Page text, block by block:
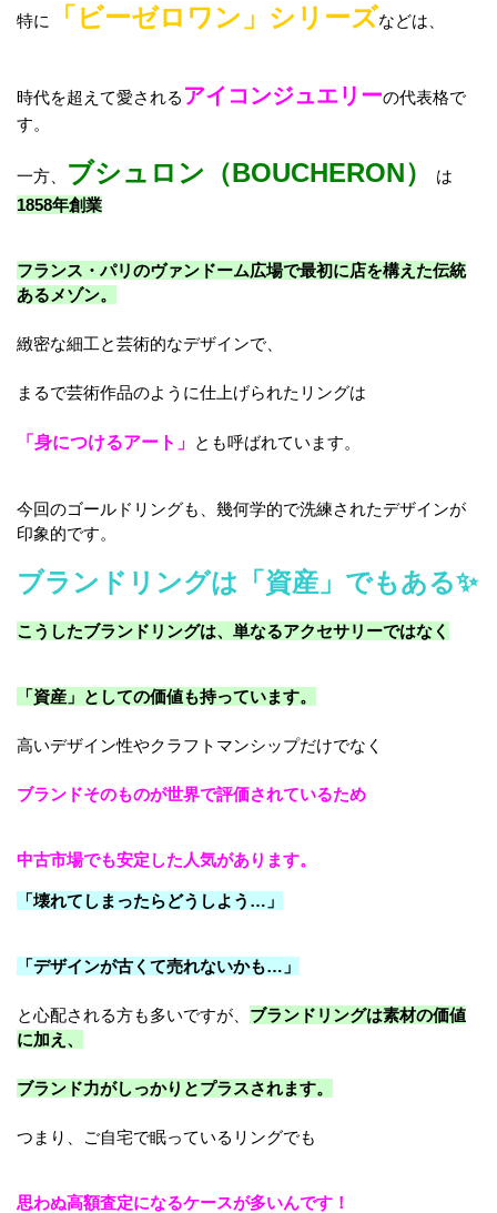
特に 「ビーゼロワン」シリーズなどは、
時代を超えて愛される アイコンジュエリーの代表格で
す。
一方、 ブシュロン（BOUCHERON）
は
1858年創業
フランス・パリのヴァンドーム広場で最初に店を構えた伝統
あるメゾン。
緻密な細工と芸術的なデザインで、
まるで芸術作品のように仕上げられたリングは
「身につけるアート」 とも呼ばれています。
今回のゴールドリングも、幾何学的で洗練されたデザインが
印象的です。
ブランドリングは「資産」でもある✨
こうしたブランドリングは、単なるアクセサリーではなく
「資産」としての価値も持っています。
高いデザイン性やクラフトマンシップだけでなく
ブランドそのものが世界で評価されているため
中古市場でも安定した人気があります。
「壊れてしまったらどうしよう…」
「デザインが古くて売れないかも…」
と心配される方も多いですが、 ブランドリングは素材の価値
に加え、
ブランド力がしっかりとプラスされます。
つまり、ご自宅で眠っているリングでも
思わぬ高額査定になるケースが多いんです！